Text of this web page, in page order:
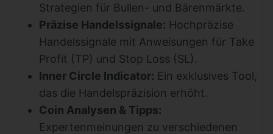
Strategien für Bullen- und Bärenmärkte.
Präzise Handelssignale: Hochpräzise
Handelssignale mit Anweisungen für Take
Profit (TP) und Stop Loss (SL).
Inner Circle Indicator: Ein exklusives Tool,
das die Handelspräzision erhöht.
Coin Analysen & Tipps:
Expertenmeinungen zu verschiedenen